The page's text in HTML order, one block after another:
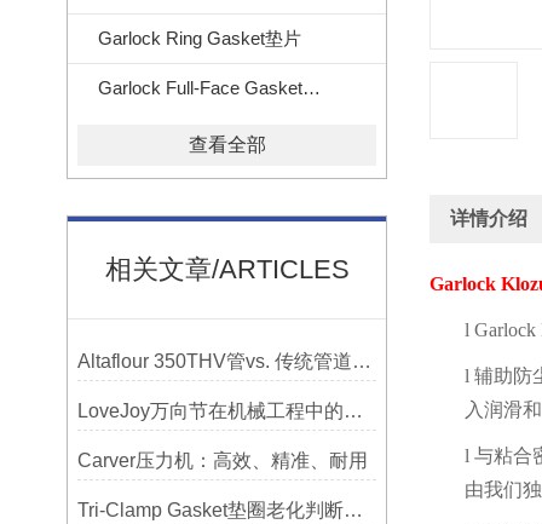
Garlock Ring Gasket垫片
Garlock Full-Face Gasket垫片
查看全部
相关文章/ARTICLES
Altaflour 350THV管vs. 传统管道：谁更耐用？
LoveJoy万向节在机械工程中的重要性
Carver压力机：高效、精准、耐用
Tri-Clamp Gasket垫圈老化判断，定期更换维护要点
详情介绍
Garlock
l Garlock
l 辅助防
入润滑
l 与粘合
由我们